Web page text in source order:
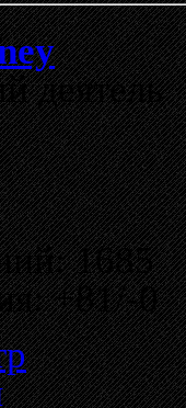
деятель
1685
+81/-0